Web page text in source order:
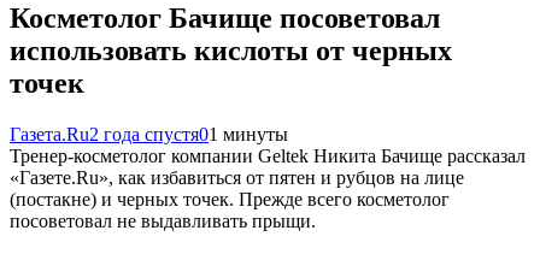
Косметолог Бачище посоветовал
использовать кислоты от черных
точек
Газета.Ru2 года спустя01 минуты
Тренер-косметолог компании Geltek Никита Бачище рассказал
«Газете.Ru», как избавиться от пятен и рубцов на лице
(постакне) и черных точек. Прежде всего косметолог
посоветовал не выдавливать прыщи.